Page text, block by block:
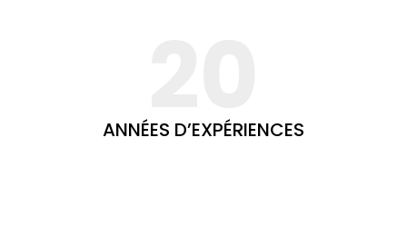
ANNÉES D’EXPÉRIENCES